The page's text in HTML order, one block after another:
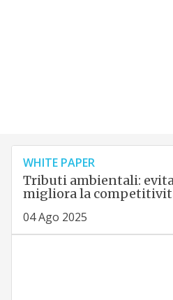
WHITE PAPER
Tributi ambientali:
migliora la
04 Ago 2025